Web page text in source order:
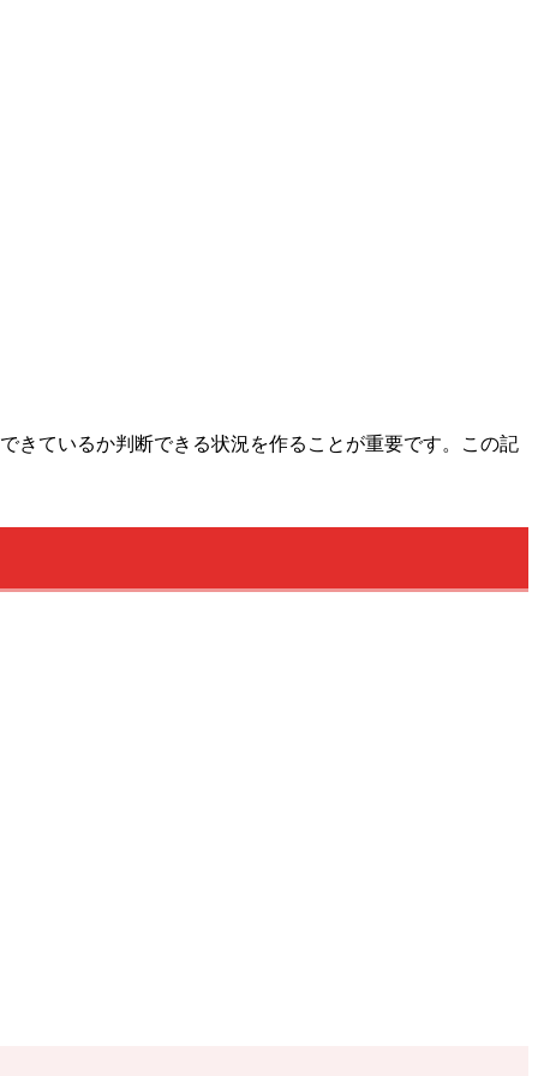
きているか判断できる状況を作ることが重要です。この記